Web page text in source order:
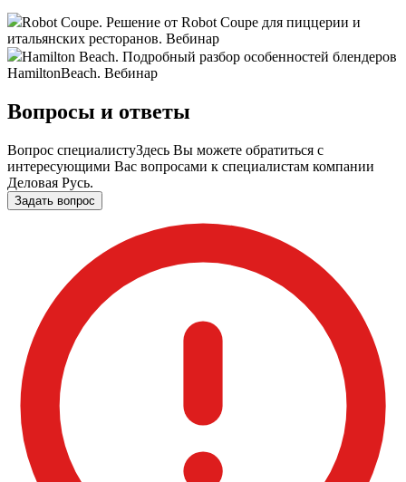
Robot Coupe. Решение от Robot Coupe для пиццерии и
итальянских ресторанов. Вебинар
Hamilton Beach. Подробный разбор особенностей блендеров
HamiltonBeach. Вебинар
Вопросы и ответы
Вопрос специалистуЗдесь Вы можете обратиться с
интересующими Вас вопросами к специалистам компании
Деловая Русь.
Задать вопрос